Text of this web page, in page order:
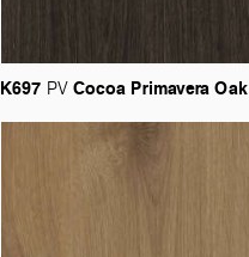
K697 PV Cocoa Primavera Oak